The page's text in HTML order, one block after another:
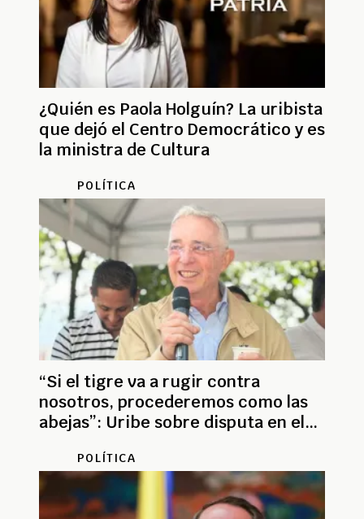
¿Quién es Paola Holguín? La uribista
que dejó el Centro Democrático y es
la ministra de Cultura
POLÍTICA
“Si el tigre va a rugir contra
nosotros, procederemos como las
abejas”: Uribe sobre disputa en el
POLÍTICA